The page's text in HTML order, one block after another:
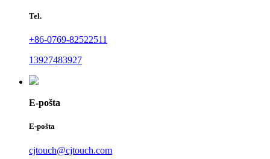
Tel.
+86-0769-82522511
13927483927
E-pošta
E-pošta
cjtouch@cjtouch.com